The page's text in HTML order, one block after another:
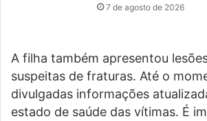
7 de agosto de 2026
A filha também apresentou
suspeitas de fraturas. Até o
divulgadas informações
estado de saúde das vítimas. É